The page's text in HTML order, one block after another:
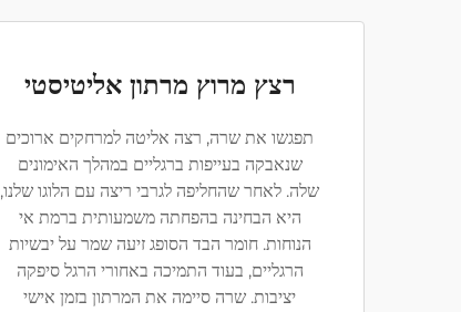
רצץ מרוץ מרתון אליטיסטי
תפגשו את שרה, רצה אליטה למרחקים ארוכים
שנאבקה בעייפות ברגליים במהלך האימונים
שלה. לאחר שהחליפה לגרבי ריצה עם הלוגו שלנו,
היא הבחינה בהפחתה משמעותית ברמת אי
הנוחות. חומר הבד הסופג זיעה שמר על יבשיות
הרגליים, בעוד התמיכה באחורי הרגל סיפקה
יציבות. שרה סיימה את המרתון בזמן אישי